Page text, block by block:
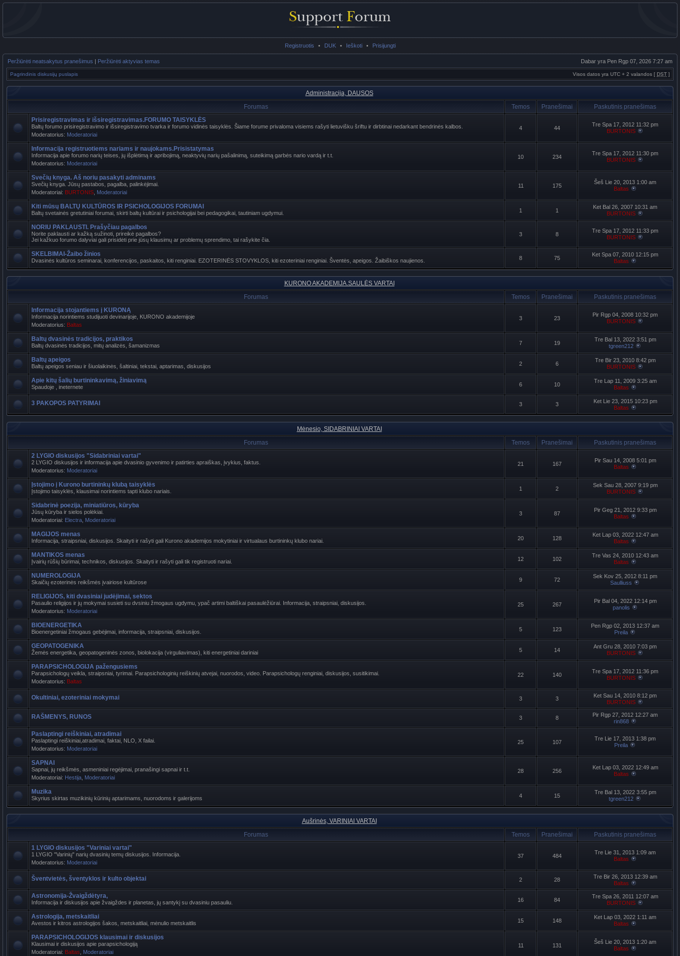
Registruotis • DUK • Ieškoti • Prisijungti
Peržiūrėti neatsakytus pranešimus | Peržiūrėti aktyvias temas Dabar yra Pen Rgp 07, 2026 7:27 am
Pagrindinis diskusijų puslapis Visos datos yra UTC + 2 valandos [ DST ]
Administracija, DAUSOS
Forumas
Temos Pranešimai
Paskutinis pranešimas
Prisiregistravimas ir išsiregistravimas.FORUMO TAISYKLĖS
Baltų forumo prisiregistravimo ir išsiregistravimo tvarka ir forumo vidinės taisyklės. Šiame forume privaloma visiems rašyti lietuvišku šriftu ir dirbtinai nedarkant bendrinės kalbos.
Moderatorius: Moderatoriai
4 44
Tre Spa 17, 2012 11:32 pm
BURTONIS
Informacija registruotiems nariams ir naujokams.Prisistatymas
Informacija apie forumo narių teises, jų išplėtimą ir apribojimą, neaktyvių narių pašalinimą, suteikimą garbės nario vardą ir t.t.
Moderatorius: Moderatoriai
10 234
Tre Spa 17, 2012 11:30 pm
BURTONIS
Svečių knyga. Aš noriu pasakyti adminams
Svečių knyga. Jūsų pastabos, pagalba, palinkėjimai.
Moderatoriai: BURTONIS Moderatoriai
11 175
Šeš Lie 20, 2013 1:00 am
Baltas
Kiti mūsų BALTŲ KULTŪROS IR PSICHOLOGIJOS FORUMAI
Baltų svetainės gretutiniai forumai, skirti baltų kultūrai ir psichologijai bei pedagogikai, tautiniam ugdymui. 1 1
Ket Bal 26, 2007 10:31 am
BURTONIS
NORIU PAKLAUSTI. Prašyčiau pagalbos
Norite paklausti ar kažką sužinoti, prireikė pagalbos?
Jei kažkuo forumo dalyviai gali prisidėti prie jūsų klausimų ar problemų sprendimo, tai rašykite čia.
3 8
Tre Spa 17, 2012 11:33 pm
BURTONIS
SKELBIMAI-Žaibo žinios
Dvasinės kultūros seminarai, konferencijos, paskaitos, kiti renginiai. EZOTERINĖS STOVYKLOS, kiti ezoteriniai renginiai. Šventės, apeigos. Žaibiškos naujienos. 8 75
Ket Spa 07, 2010 12:15 pm
Baltas
KURONO AKADEMIJA.SAULĖS VARTAI
Forumas
Temos Pranešimai
Paskutinis pranešimas
Informacija stojantiems į KURONĄ
Informacija norintiems studijuoti devinarijoje, KURONO akademijoje
Moderatorius: Baltas
3 23
Pir Rgp 04, 2008 10:32 pm
BURTONIS
Baltų dvasinės tradicijos, praktikos
Baltų dvasinės tradicijos, mitų analizės, šamanizmas 7 19
Tre Bal 13, 2022 3:51 pm
tgreen212
Baltų apeigos
Baltų apeigos seniau ir šiuolaikinės, šaltiniai, tekstai, aptarimas, diskusijos 2 6
Tre Bir 23, 2010 8:42 pm
BURTONIS
Apie kitų šalių burtininkavimą, žiniavimą
Spaudoje , ineternete 6 10
Tre Lap 11, 2009 3:25 am
Baltas
3 PAKOPOS PATYRIMAI 3 3
Ket Lie 23, 2015 10:23 pm
Baltas
Mėnesio, SIDABRINIAI VARTAI
Forumas
Temos Pranešimai
Paskutinis pranešimas
2 LYGIO diskusijos "Sidabriniai vartai"
2 LYGIO diskusijos ir informacija apie dvasinio gyvenimo ir patirties apraiškas, įvykius, faktus.
Moderatorius: Moderatoriai
21 167
Pir Sau 14, 2008 5:01 pm
Baltas
Įstojimo į Kurono burtininkų klubą taisyklės
Įstojimo taisyklės, klausimai norintiems tapti klubo nariais. 1 2
Sek Sau 28, 2007 9:19 pm
BURTONIS
Sidabrinė poezija, miniatiūros, kūryba
Jūsų kūryba ir sielos polėkiai.
Moderatoriai: Electra Moderatoriai
3 87
Pir Geg 21, 2012 9:33 pm
Baltas
MAGIJOS menas
Informacija, straipsniai, diskusijos. Skaityti ir rašyti gali Kurono akademijos mokytiniai ir virtualaus burtininkų klubo nariai. 20 128
Ket Lap 03, 2022 12:47 am
Baltas
MANTIKOS menas
Įvairių rūšių būrimai, technikos, diskusijos. Skaityti ir rašyti gali tik registruoti nariai. 12 102
Tre Vas 24, 2010 12:43 am
Baltas
NUMEROLOGIJA
Skaičių ezoterinės reikšmės įvairiose kultūrose 9 72
Sek Kov 25, 2012 8:11 pm
Saulliuss
RELIGIJOS, kiti dvasiniai judėjimai, sektos
Pasaulio religijos ir jų mokymai susieti su dvsiniu žmogaus ugdymu, ypač artimi baltiškai pasaulėžiūrai. Informacija, straipsniai, diskusijos.
Moderatorius: Moderatoriai
25 267
Pir Bal 04, 2022 12:14 pm
panolis
BIOENERGETIKA
Bioenergetiniai žmogaus gebėjimai, informacija, straipsniai, diskusijos. 5 123
Pen Rgp 02, 2013 12:37 am
Preila
GEOPATOGENIKA
Žemės energetika, geopatogeninės zonos, biolokacija (virguliavimas), kiti energetiniai dariniai 5 14
Ant Gru 28, 2010 7:03 pm
BURTONIS
PARAPSICHOLOGIJA pažengusiems
Parapsichologų veikla, straipsniai, tyrimai. Parapsichologinių reiškinių atvejai, nuorodos, video. Parapsichologų renginiai, diskusijos, susitikimai.
Moderatorius: Baltas
22 140
Tre Spa 17, 2012 11:36 pm
BURTONIS
Okultiniai, ezoteriniai mokymai 3 3
Ket Sau 14, 2010 8:12 pm
BURTONIS
RAŠMENYS, RUNOS 3 8
Pir Rgp 27, 2012 12:27 am
rin868
Paslaptingi reiškiniai, atradimai
Paslaptingi reiškiniai,atradimai, faktai, NLO, X failai.
Moderatorius: Moderatoriai
25 107
Tre Lie 17, 2013 1:38 pm
Preila
SAPNAI
Sapnai, jų reikšmės, asmeniniai regėjimai, pranašingi sapnai ir t.t.
Moderatoriai: Hestija Moderatoriai
28 256
Ket Lap 03, 2022 12:49 am
Baltas
Muzika
Skyrius skirtas muzikinių kūrinių aptarimams, nuorodoms ir galerijoms 4 15
Tre Bal 13, 2022 3:55 pm
tgreen212
Aušrinės, VARINIAI VARTAI
Forumas
Temos Pranešimai
Paskutinis pranešimas
1 LYGIO diskusijos "Variniai vartai"
1 LYGIO "Varinių" narių dvasinių temų diskusijos. Informacija.
Moderatorius: Moderatoriai
37 484
Tre Lie 31, 2013 1:09 am
Baltas
Šventvietės, šventyklos ir kulto objektai 2 28
Tre Bir 26, 2013 12:39 am
Baltas
Astronomija-Žvaigždėtyra,
Informacija ir diskusijos apie žvaigždes ir planetas, jų santykį su dvasiniu pasauliu. 16 84
Tre Spa 26, 2011 12:07 am
BURTONIS
Astrologija, metskaitliai
Avestos ir kitros astrologijos šakos, metskaitliai, mėnulio metskaitlis 15 148
Ket Lap 03, 2022 1:11 am
Baltas
PARAPSICHOLOGIJOS klausimai ir diskusijos
Klausimai ir diskusijos apie parapsichologiją
Moderatoriai: Baltas Moderatoriai
11 131
Šeš Lie 20, 2013 1:20 am
Baltas